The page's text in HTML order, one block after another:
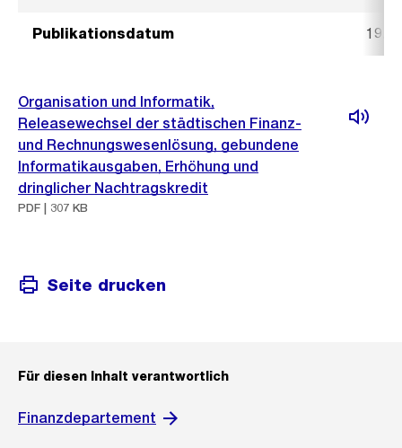
Publikationsdatum 19.
Organisation und Informatik,
Releasewechsel der städtischen Finanz-
und Rechnungswesenlösung, gebundene
Informatikausgaben, Erhöhung und
dringlicher Nachtragskredit
PDF | 307 KB
Seite drucken
Für diesen Inhalt verantwortlich
Finanzdepartement